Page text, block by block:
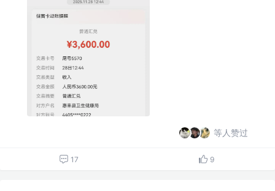
等人赞过
17 9